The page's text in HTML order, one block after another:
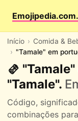
Início Comida &
"Tamale" em
🫔
"Tamale".
Código,
combinações